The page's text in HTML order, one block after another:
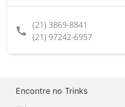
call (21) 3869-8841
(21) 97242-6957
Encontre no Trinks